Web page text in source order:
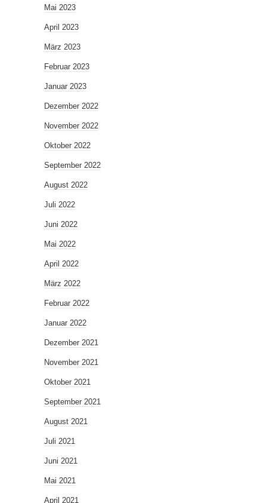
Mai 2023
April 2023
März 2023
Februar 2023
Januar 2023
Dezember 2022
November 2022
Oktober 2022
September 2022
August 2022
Juli 2022
Juni 2022
Mai 2022
April 2022
März 2022
Februar 2022
Januar 2022
Dezember 2021
November 2021
Oktober 2021
September 2021
August 2021
Juli 2021
Juni 2021
Mai 2021
April 2021